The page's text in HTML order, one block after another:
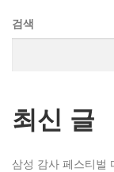
검색
최신 글
삼성 감사 페스티벌